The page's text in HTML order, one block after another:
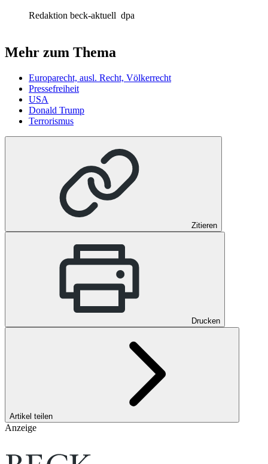
Redaktion beck-aktuell dpa
Mehr zum Thema
Europarecht, ausl. Recht, Völkerrecht
Pressefreiheit
USA
Donald Trump
Terrorismus
Zitieren
Drucken
Artikel teilen
Anzeige